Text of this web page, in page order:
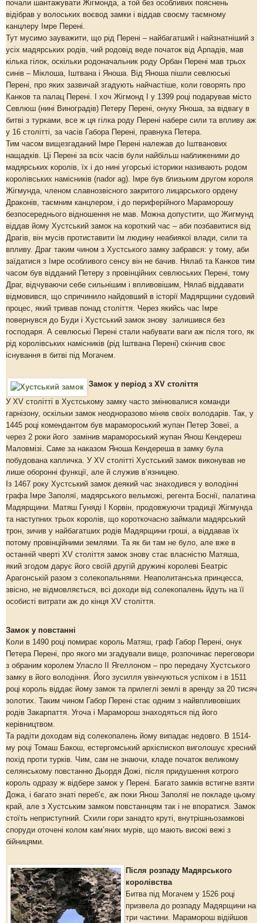
почали шантажувати Жігмонда, а той без особливих пояснень
відібрав у волоських воєвод замки і віддав своєму таємному
канцлеру Імре Перені.
Тут мусимо зауважити, що рід Перені – найбагатший і найзнатніший з
усіх мадярських родів, чий родовід веде початок від Арпадів, мав
кілька гілок, оскільки родоначальник роду Орбан Перені мав трьох
синів – Міклоша, Іштвана і Яноша. Від Яноша пішли севлюські
Перені, про яких зазвичай згадують найчастіше, коли говорять про
Канков та палац Перені. І хоч Жігмонд І у 1399 році подарував місто
Севлюш (нині Виноградів) Петеру Перені, онуку Яноша, за відвагу в
битві з турками, все ж ця гілка роду Перені набере сили та впливу аж
у 16 столітті, за часів Габора Перені, правнука Петера.
Тим часом вищезгаданий Імре Перені належав до Іштванових
нащадків. Ці Перені за всіх часів були найбільш наближеними до
мадярських королів, їх і до нині угорські історики називають родом
королівських намісників (nador ag). Імре був близьким другом короля
Жігмунда, членом славнозвісного закритого лицарського ордену
Драконів, таємним канцлером, і до периферійного Мараморошу
безпосереднього відношення не мав. Можна допустити, що Жигмунд
віддав йому Хустський замок на короткий час – аби позбавитися від
Драгів, він мусів протиставити їм людину неабиякої влади, сили та
впливу. Драг таким чином з Хустського замку забрався: у тому, аби
заїдатися з Імре особливого сенсу він не бачив. Нялаб та Канков тим
часом був відданий Петеру з провінційних севлюських Перені, тому
Драг, відчуваючи себе сильнішим і впливовішим, Нялаб віддавати
відмовився, що спричинило найдовший в історії Мадярщини судовий
процес, який тривав понад століття. Через якийсь час Імре
повернувся до Буди і Хустський замок знову залишився без
господаря. А севлюські Перені стали набувати ваги аж після того, як
рід королівських намісників (рід Іштвана Перені) скінчив своє
існування в битві під Могачем.
Замок у період з ХV століття
У ХV столітті в Хустському замку часто змінювалися команди
гарнізону, оскільки замок неодноразово міняв своїх володарів. Так, у
1445 році комендантом був марамороський жупан Петер Зовеї, а
через 2 роки його замінив марамороський жупан Янош Кендереш
Маловмізі. Саме за наказом Яноша Кендереша в замку була
побудована капличка. У ХV столітті Хустський замок виконував не
лише оборонні функції, але й служив в’язницею.
Із 1467 року Хустський замок деякий час знаходився у володінні
графа Імре Заполяї, мадярського вельможі, регента Боснії, палатина
Мадярщини. Матяш Гуняді І Корвін, продовжуючи традиції Жігмунда
та наступних трьох королів, що короткочасно займали мадярський
трон, зичив у найбагатших родів Мадярщини гроші, а віддавав їх
потому провінційними землями. Та як би там не було, але вже в
останній чверті ХV століття замок знову стає власністю Матяша,
який згодом дарує його своїй другій дружині королеві Беатріс
Арагонській разом з солекопальнями. Неаполитанська принцесса,
звісно, не відмовляється, всі доходи від солекопалень йдуть на її
особисті витрати аж до кінця ХV століття.
Замок у повстанні
Коли в 1490 році помирає король Матяш, граф Габор Перені, онук
Петера Перені, про якого ми згадували вище, розпочинає переговори
з обраним королем Уласло ІІ Ягеллоном – про передачу Хустського
замку в його володіння. Його зусилля увінчуються успіхом і в 1511
році король віддає йому замок та прилеглі землі в аренду за 20 тисяч
золотих. Таким чином Габор Перені стає одним з найвпливовіших
родів Закарпаття. Угоча і Мараморош знаходяться під його
керівництвом.
Та радіти доходам від солекопалень йому випадає недовго. В 1514-
му році Томаш Бакош, естергомський архієпископ виголошує хресний
похід проти турків. Чим, сам не знаючи, кладе початок великому
селянському повстанню Дьордя Дожі, після придушення котрого
король одразу ж відбере замок у Перені. Багато замків встигне взяти
Дожа, і багато знаті переб’є, аж поки Янош Заполяї не покладе цьому
край, але з Хустським замком повстаннцям так і не впоратися. Замок
стоїть неприступний. Схили гори занадто круті, внутрішньозамкові
споруди оточені колом кам’яних мурів, що мають високі вежі з
бійницями.
Після розпаду Мадярського
королівства
Битва під Могачем у 1526 році
призвела до розпаду Мадярщини на
три частини. Мараморош відійшов